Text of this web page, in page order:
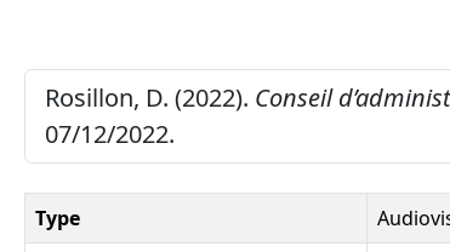
Rosillon, D. (2022). Conseil
07/12/2022.
Type